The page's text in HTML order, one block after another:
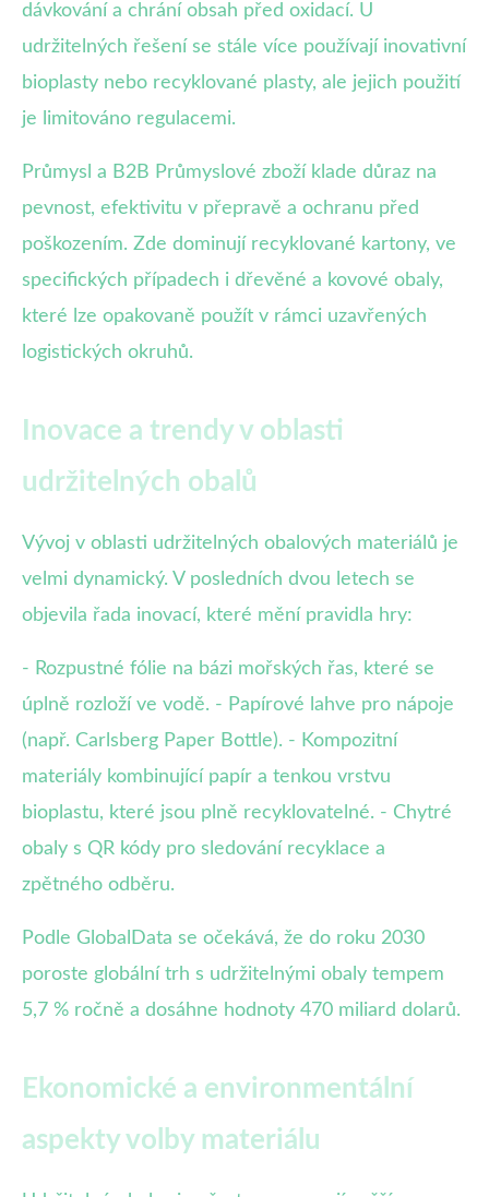
dávkování a chrání obsah před oxidací. U
udržitelných řešení se stále více používají inovativní
bioplasty nebo recyklované plasty, ale jejich použití
je limitováno regulacemi.
Průmysl a B2B Průmyslové zboží klade důraz na
pevnost, efektivitu v přepravě a ochranu před
poškozením. Zde dominují recyklované kartony, ve
specifických případech i dřevěné a kovové obaly,
které lze opakovaně použít v rámci uzavřených
logistických okruhů.
Inovace a trendy v oblasti
udržitelných obalů
Vývoj v oblasti udržitelných obalových materiálů je
velmi dynamický. V posledních dvou letech se
objevila řada inovací, které mění pravidla hry:
- Rozpustné fólie na bázi mořských řas, které se
úplně rozloží ve vodě. - Papírové lahve pro nápoje
(např. Carlsberg Paper Bottle). - Kompozitní
materiály kombinující papír a tenkou vrstvu
bioplastu, které jsou plně recyklovatelné. - Chytré
obaly s QR kódy pro sledování recyklace a
zpětného odběru.
Podle GlobalData se očekává, že do roku 2030
poroste globální trh s udržitelnými obaly tempem
5,7 % ročně a dosáhne hodnoty 470 miliard dolarů.
Ekonomické a environmentální
aspekty volby materiálu